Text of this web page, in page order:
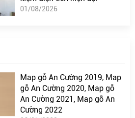
01/08/2026
Map gỗ An Cường 2019, Map
gỗ An Cường 2020, Map gỗ
An Cường 2021, Map gỗ An
Cường 2022